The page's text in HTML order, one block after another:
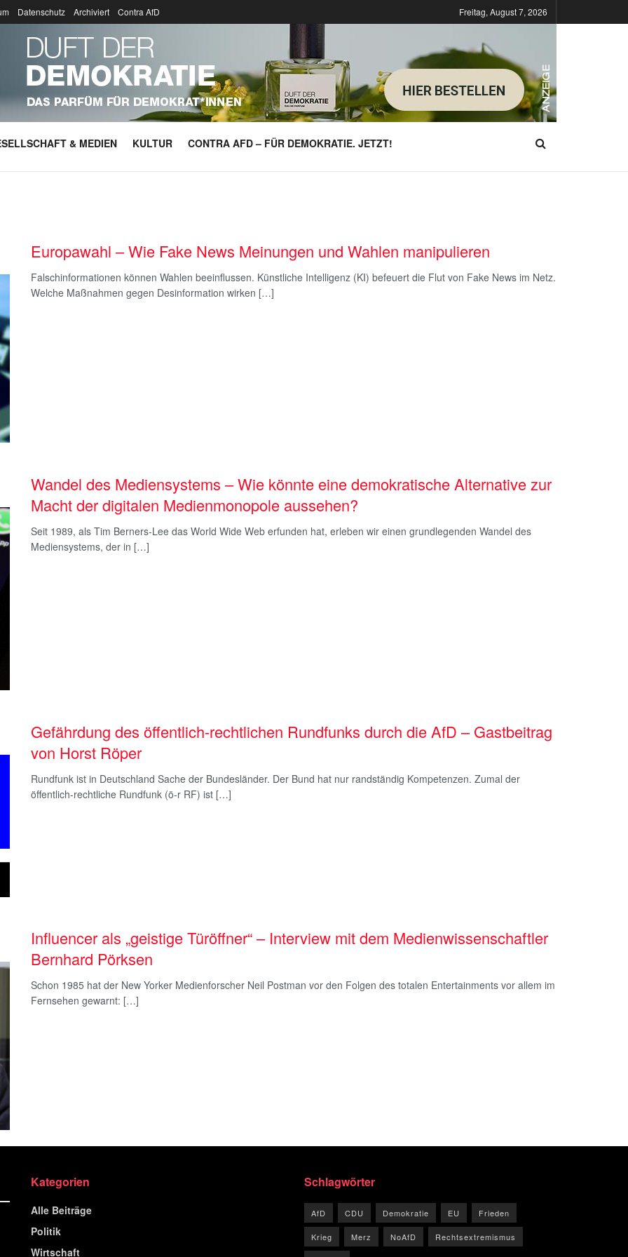
Datenschutz Archiviert Contra AfD Freitag, August 7, 2026
& MEDIEN KULTUR CONTRA AFD – FÜR DEMOKRATIE. JETZT!
Europawahl – Wie Fake News Meinungen und Wahlen manipulieren
Falschinformationen können Wahlen beeinflussen. Künstliche Intelligenz (KI) befeuert die Flut von Fake News im Netz.
Welche Maßnahmen gegen Desinformation wirken […]
Wandel des Mediensystems – Wie könnte eine demokratische Alternative zur
Macht der digitalen Medienmonopole aussehen?
Seit 1989, als Tim Berners-Lee das World Wide Web erfunden hat, erleben wir einen grundlegenden Wandel des
Mediensystems, der in […]
Gefährdung des öffentlich-rechtlichen Rundfunks durch die AfD – Gastbeitrag
von Horst Röper
Rundfunk ist in Deutschland Sache der Bundesländer. Der Bund hat nur randständig Kompetenzen. Zumal der
öffentlich-rechtliche Rundfunk (ö-r RF) ist […]
Influencer als „geistige Türöffner“ – Interview mit dem Medienwissenschaftler
Bernhard Pörksen
Schon 1985 hat der New Yorker Medienforscher Neil Postman vor den Folgen des totalen Entertainments vor allem im
Fernsehen gewarnt: […]
Kategorien
Alle Beiträge
Politik
Wirtschaft
Schlagwörter
AfD CDU Demokratie EU Frieden
Krieg Merz NoAfD Rechtsextremismus